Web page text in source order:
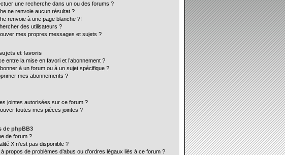
une recherche dans un ou des forums ?
ne renvoie aucun résultat ?
renvoie à une page blanche ?!
des utilisateurs ?
mes propres messages et sujets ?
et favoris
entre la mise en favori et l’abonnement ?
à un forum ou à un sujet spécifique ?
mes abonnements ?
jointes autorisées sur ce forum ?
toutes mes pièces jointes ?
de phpBB3
de forum ?
X n’est pas disponible ?
propos de problèmes d’abus ou d’ordres légaux liés à ce forum ?